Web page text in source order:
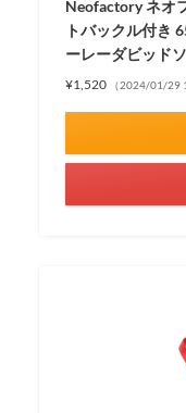
Neofactory ネオ
トバックル付き
ーレーダビッド
¥1,520 （2024/01/29